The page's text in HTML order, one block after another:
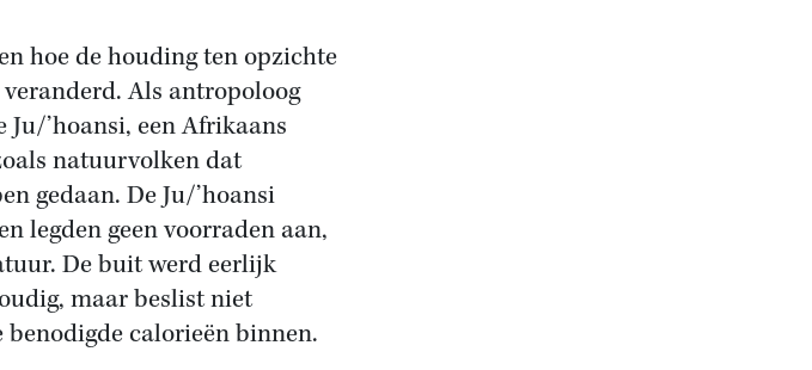
hoe de houding ten opzichte
Als antropoloog
’hoansi, een Afrikaans
natuurvolken dat
gedaan. De Ju/’hoansi
legden geen voorraden aan,
De buit werd eerlijk
maar beslist niet
calorieën binnen.